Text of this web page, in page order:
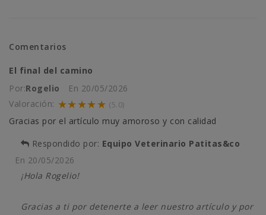
Comentarios
El final del camino
Por:Rogelio En 20/05/2026
Valoración: ★★★★★ (5.0)
Gracias por el artículo muy amoroso y con calidad
Respondido por: Equipo Veterinario Patitas&co
En 20/05/2026
¡Hola Rogelio!
Gracias a ti por detenerte a leer nuestro artículo y por